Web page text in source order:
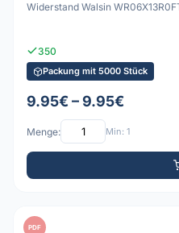
Widerstand Walsin
350
Packung mit 5000 Stück
9.95€ – 9.95€
Menge: Min: 1
PDF